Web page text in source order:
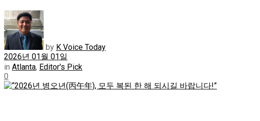
by K Voice Today
2026년 01월 01일
in Atlanta, Editor's Pick
0